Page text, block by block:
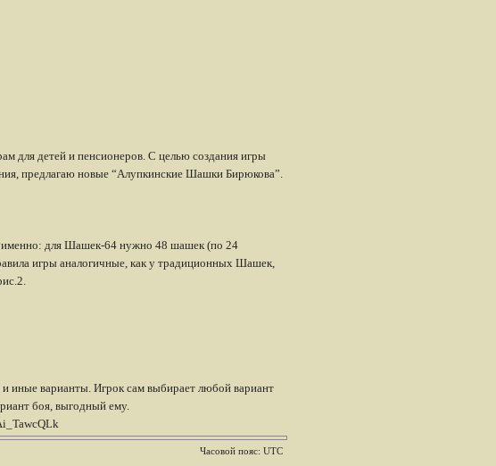
для детей и пенсионеров. С целью создания игры
предлагаю новые “Алупкинские Шашки Бирюкова”.
именно: для Шашек-64 нужно 48 шашек (по 24
игры аналогичные, как у традиционных Шашек,
иные варианты. Игрок сам выбирает любой вариант
боя, выгодный ему.
Часовой пояс: UTC